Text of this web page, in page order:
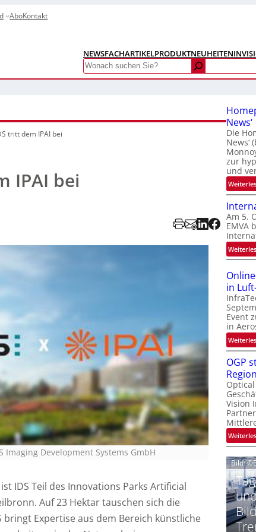
AboKontakt
NEWSFACHARTIKELPRODUKTNEUHEITEN
Search
tritt dem IPAI bei
IPAI bei
Imaging Development Systems GmbH
IDS Teil des Innovations Parks Artificial
Auf 23 Hektar tauschen sich die
bringt Expertise aus dem Bereich künstliche
News‘
Die
News‘
zur
und
Am 5.
EMVA
in
Event
in
OGP
Region
Optical
Vision
Bild: